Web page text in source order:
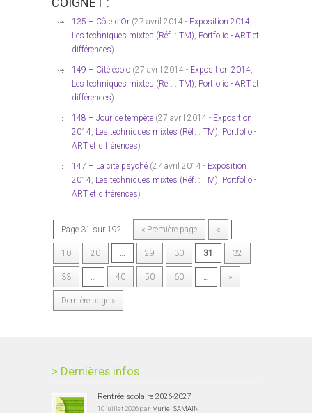
135 – Côte d’Or (27 avril 2014 - Exposition 2014,
Les techniques mixtes (Réf. : TM), Portfolio - ART et
différences)
149 – Cité écolo (27 avril 2014 - Exposition 2014,
Les techniques mixtes (Réf. : TM), Portfolio - ART et
différences)
148 – Jour de tempête (27 avril 2014 - Exposition
2014, Les techniques mixtes (Réf. : TM), Portfolio -
ART et différences)
147 – La cité psyché (27 avril 2014 - Exposition
2014, Les techniques mixtes (Réf. : TM), Portfolio -
ART et différences)
Page 31 sur 192 « Première page « …
10 20 … 29 30 31 32
33 … 40 50 60 … »
Dernière page »
> Dernières infos
Rentrée scolaire 2026-2027
10 juillet 2026 par Muriel SAMAIN